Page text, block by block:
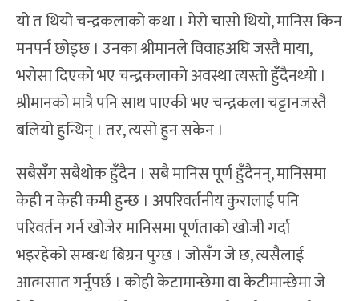
यो त थियो चन्द्रकलाको कथा । मेरो चासो थियो, मानिस किन
मनपर्न छोड्छ । उनका श्रीमानले विवाहअघि जस्तै माया,
भरोसा दिएको भए चन्द्रकलाको अवस्था त्यस्तो हुँदैनथ्यो ।
श्रीमानको मात्रै पनि साथ पाएकी भए चन्द्रकला चट्टानजस्तै
बलियो हुन्थिन् । तर, त्यसो हुन सकेन ।
सबैसँग सबैथोक हुँदैन । सबै मानिस पूर्ण हुँदैनन्, मानिसमा
केही न केही कमी हुन्छ । अपरिवर्तनीय कुरालाई पनि
परिवर्तन गर्न खोजेर मानिसमा पूर्णताको खोजी गर्दा
भइरहेको सम्बन्ध बिग्रन पुग्छ । जोसँग जे छ, त्यसैलाई
आत्मसात गर्नुपर्छ । कोही केटामान्छेमा वा केटीमान्छेमा जे